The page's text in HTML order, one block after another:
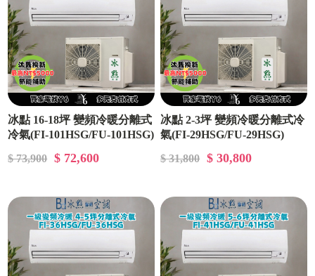
冰點 16-18坪 變頻冷暖分離式
冷氣(FI-101HSG/FU-101HSG)
$ 73,900
$ 72,600
冰點 2-3坪 變頻冷暖分離式冷
氣(FI-29HSG/FU-29HSG)
$ 31,800
$ 30,800